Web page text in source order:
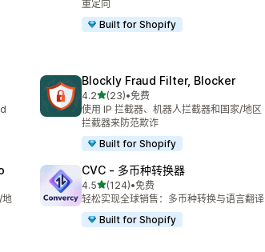
重定向
Built for Shopify
Blockly Fraud Filter, Blocker
4.2星（满分 5 星）
(23)
总共 23 条评论
•免费
使用 IP 拦截器、机器人拦截器和国家/地区
拦截器来防范欺诈
Built for Shopify
地
CVC ‑ 多币种转换器
4.5星（满分 5 星）
(124)
总共 124 条评论
•免费
轻松实现全球销售：多币种转换与语言翻译
Built for Shopify